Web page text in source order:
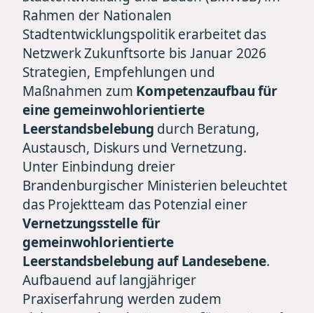
Rahmen der Nationalen
Stadtentwicklungspolitik erarbeitet das
Netzwerk Zukunftsorte bis Januar 2026
Strategien, Empfehlungen und
Maßnahmen zum Kompetenzaufbau für
eine gemeinwohlorientierte
Leerstandsbelebung durch Beratung,
Austausch, Diskurs und Vernetzung.
Unter Einbindung dreier
Brandenburgischer Ministerien beleuchtet
das Projektteam das Potenzial einer
Vernetzungsstelle für
gemeinwohlorientierte
Leerstandsbelebung auf Landesebene.
Aufbauend auf langjähriger
Praxiserfahrung werden zudem